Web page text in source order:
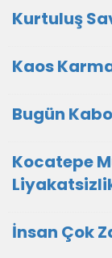
Kurtuluş
Kaos
Bugün
Kocatepe
İnsan Çok